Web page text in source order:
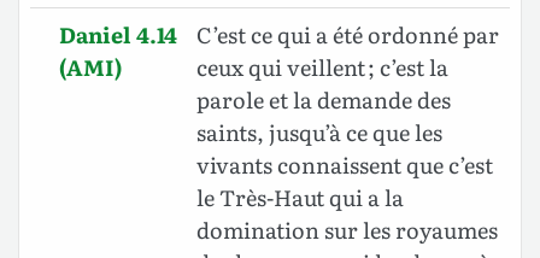
Daniel 4.14
(AMI)
C’est ce qui a été ordonné par
ceux qui veillent ; c’est la
parole et la demande des
saints, jusqu’à ce que les
vivants connaissent que c’est
le Très-Haut qui a la
domination sur les royaumes